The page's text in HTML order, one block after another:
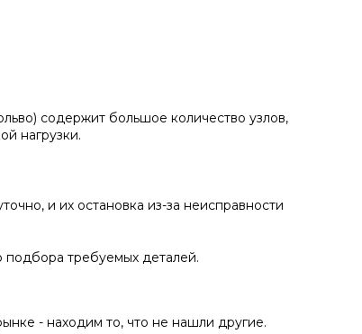
содержит большое количество узлов,
нагрузки.
и их остановка из-за неисправности
требуемых деталей.
- находим то, что не нашли другие.